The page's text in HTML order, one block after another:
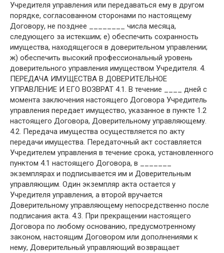
Учредителя управления или передаваться ему в другом
порядке, согласованном сторонами по настоящему
Договору, не позднее ________ числа месяца,
следующего за истекшим; е) обеспечить сохранность
имущества, находящегося в доверительном управлении;
ж) обеспечить высокий профессиональный уровень
доверительного управления имуществом Учредителя. 4.
ПЕРЕДАЧА ИМУЩЕСТВА В ДОВЕРИТЕЛЬНОЕ
УПРАВЛЕНИЕ И ЕГО ВОЗВРАТ 4.1. В течение ____ дней с
момента заключения настоящего Договора Учредитель
управления передает имущество, указанное в пункте 1.2
настоящего Договора, Доверительному управляющему.
4.2. Передача имущества осуществляется по акту
передачи имущества. Передаточный акт составляется
Учредителем управления в течение срока, установленного
пунктом 4.1 настоящего Договора, в _______
экземплярах и подписывается им и Доверительным
управляющим. Один экземпляр акта остается у
Учредителя управления, а второй вручается
Доверительному управляющему непосредственно после
подписания акта. 4.3. При прекращении настоящего
Договора по любому основанию, предусмотренному
законом, настоящим Договором или дополнениями к
нему, Доверительный управляющий возвращает